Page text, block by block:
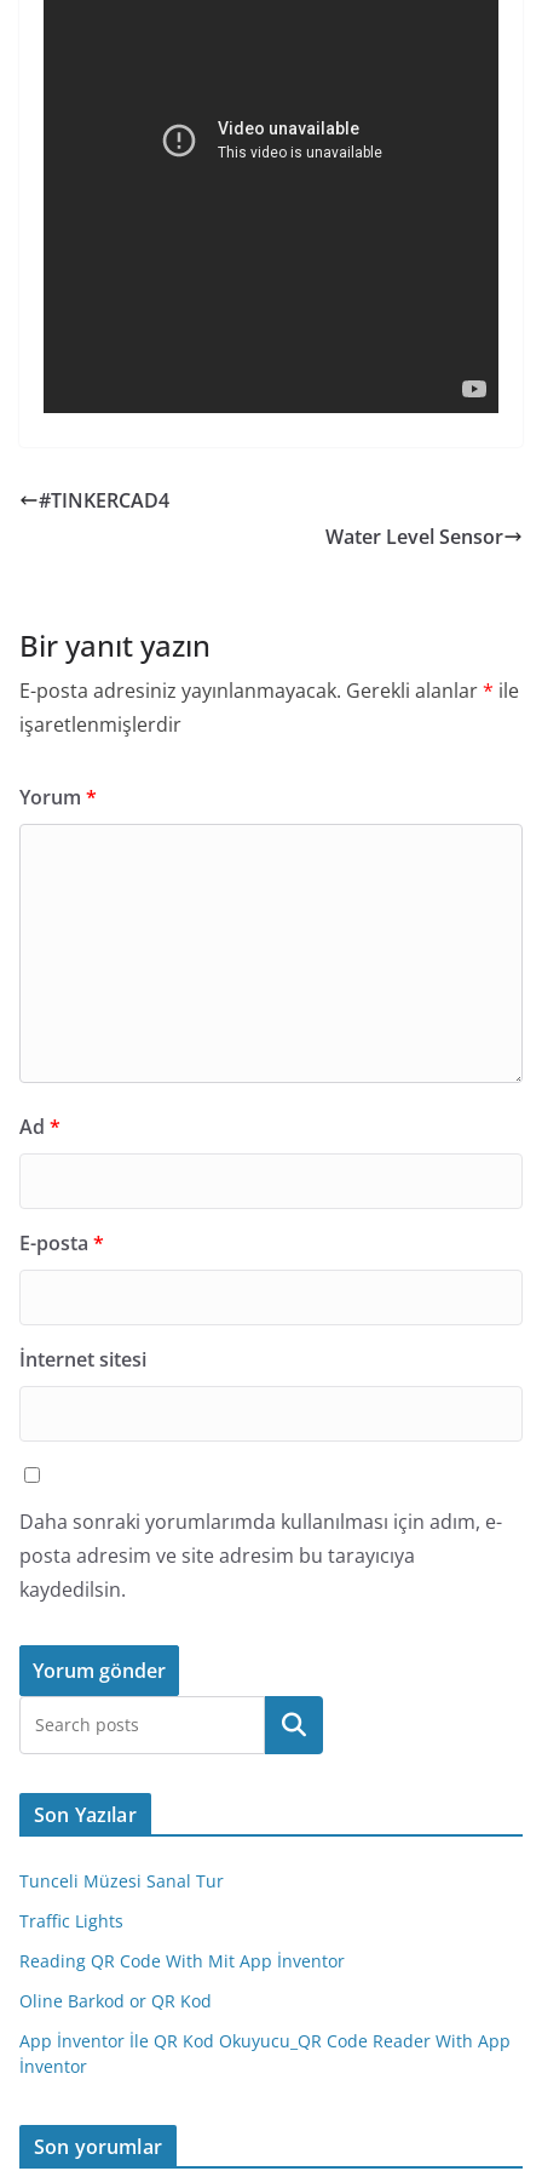
#TINKERCAD4
Water Level Sensor
Bir yanıt yazın
E-posta adresiniz yayınlanmayacak. Gerekli alanlar* ile
işaretlenmişlerdir
Yorum *
Ad *
E-posta *
İnternet sitesi
Daha sonraki yorumlarımda kullanılması için adım, e-
posta adresim ve site adresim bu tarayıcıya
kaydedilsin.
Ara
Son Yazılar
Tunceli Müzesi Sanal Tur
Traffic Lights
Reading QR Code With Mit App İnventor
Oline Barkod or QR Kod
App İnventor İle QR Kod Okuyucu_QR Code Reader With App
İnventor
Son yorumlar